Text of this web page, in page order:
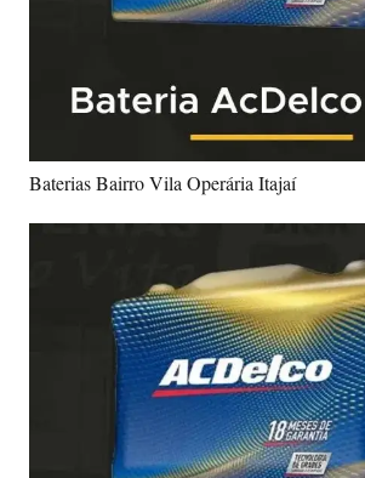
Baterias Bairro Vila Operária Itajaí